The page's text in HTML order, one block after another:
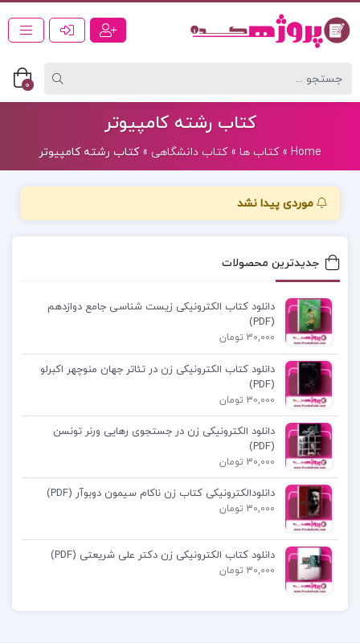
0
کتاب رشته کامپیوتر
Home
»کتاب ها »کتاب دانشگاهی »کتاب رشته کامپیوتر
موردی پیدا نشد
جدیدترین محصولات
دانلود کتاب الکترونیکی زیست شناسی جامع دوازدهم
(PDF)
30,000 تومان
دانلود کتاب الکترونیکی زن در تئاتر جهان منوچهر اکبرلو
(PDF)
30,000 تومان
دانلود الکترونیکی زن در جستجوی رهایی ورنر تونسن
(PDF)
30,000 تومان
دانلودالکترونیکی کتاب زن ناکام سیمون دوبوآر (PDF)
30,000 تومان
دانلود کتاب الکترونیکی زن دکتر علی شریعتی (PDF)
30,000 تومان